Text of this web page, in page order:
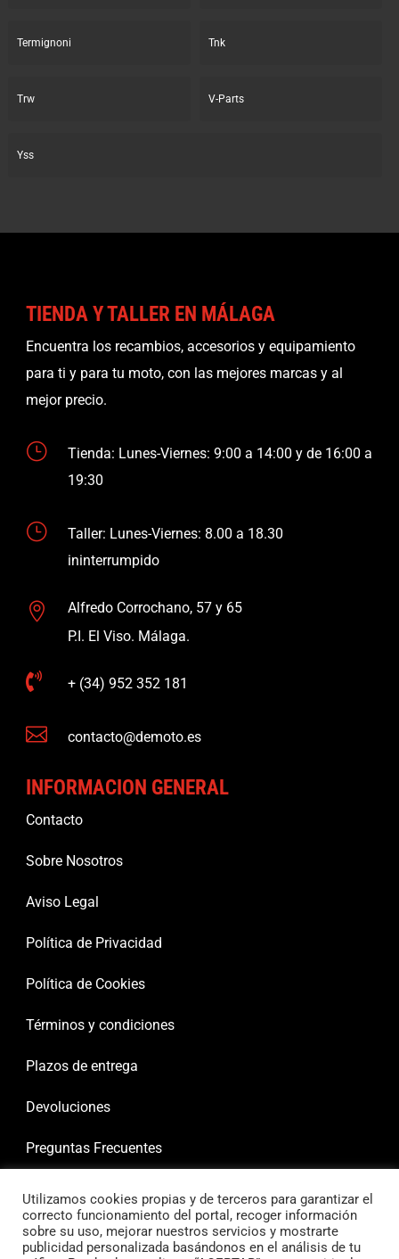
Termignoni Tnk
Trw V-Parts
Yss
TIENDA Y TALLER EN MÁLAGA
Encuentra los recambios, accesorios y equipamiento
para ti y para tu moto, con las mejores marcas y al
mejor precio.
}
Tienda: Lunes-Viernes: 9:00 a 14:00 y de 16:00 a
19:30
}
Taller: Lunes-Viernes: 8.00 a 18.30
ininterrumpido

Alfredo Corrochano, 57 y 65
P.I. El Viso. Málaga.
 + (34) 952 352 181
 contacto@demoto.es
INFORMACION GENERAL
Contacto
Sobre Nosotros
Aviso Legal
Política de Privacidad
Política de Cookies
Términos y condiciones
Plazos de entrega
Devoluciones
Preguntas Frecuentes
Utilizamos cookies propias y de terceros para garantizar el
correcto funcionamiento del portal, recoger información
sobre su uso, mejorar nuestros servicios y mostrarte
publicidad personalizada basándonos en el análisis de tu